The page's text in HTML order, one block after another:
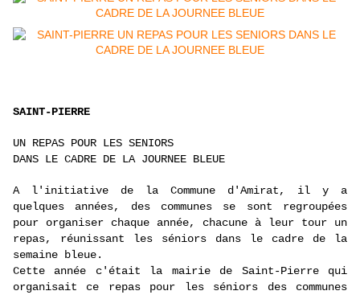
SAINT-PIERRE
UN REPAS POUR LES SENIORS
DANS LE CADRE DE LA JOURNEE BLEUE
A l'initiative de la Commune d'Amirat, il y a
quelques années, des communes se sont regroupées
pour organiser chaque année, chacune à leur tour un
repas, réunissant les séniors dans le cadre de la
semaine bleue.
Cette année c'était la mairie de Saint-Pierre qui
organisait ce repas pour les séniors des communes